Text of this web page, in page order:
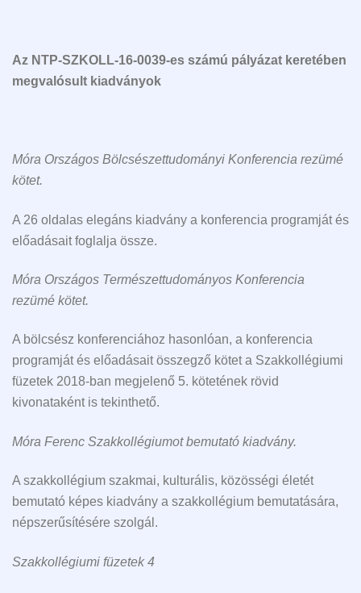
Az NTP-SZKOLL-16-0039-es számú pályázat keretében
megvalósult kiadványok
Móra Országos Bölcsészettudományi Konferencia rezümé
kötet.
A 26 oldalas elegáns kiadvány a konferencia programját és
előadásait foglalja össze.
Móra Országos Természettudományos Konferencia
rezümé kötet.
A bölcsész konferenciához hasonlóan, a konferencia
programját és előadásait összegző kötet a Szakkollégiumi
füzetek 2018-ban megjelenő 5. kötetének rövid
kivonataként is tekinthető.
Móra Ferenc Szakkollégiumot bemutató kiadvány.
A szakkollégium szakmai, kulturális, közösségi életét
bemutató képes kiadvány a szakkollégium bemutatására,
népszerűsítésére szolgál.
Szakkollégiumi füzetek 4